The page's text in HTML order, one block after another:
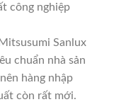
công nghiệp
Sanlux
chuẩn nhà sản
hàng nhập
còn rất mới.